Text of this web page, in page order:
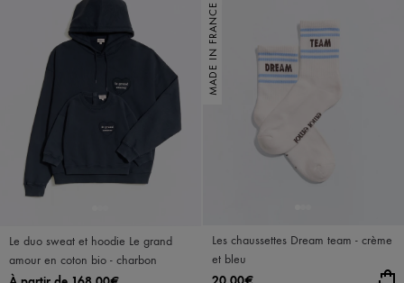
Le duo sweat et hoodie Le grand
amour en coton bio - charbon
Les chaussettes Dream team - crème
et bleu
MADE IN FRANCE